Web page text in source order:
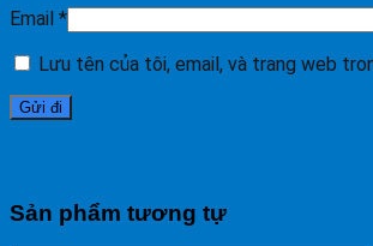
Email *
Lưu tên của tôi, email, và trang web
Sản phẩm tương tự